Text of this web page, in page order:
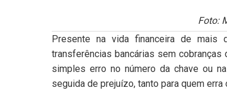
Foto:
Presente na vida financeira de
transferências bancárias sem
simples erro no número da chave ou
seguida de prejuízo, tanto para quem